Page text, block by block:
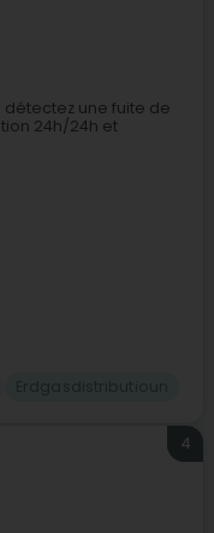
une fuite de
24h/24h et
4